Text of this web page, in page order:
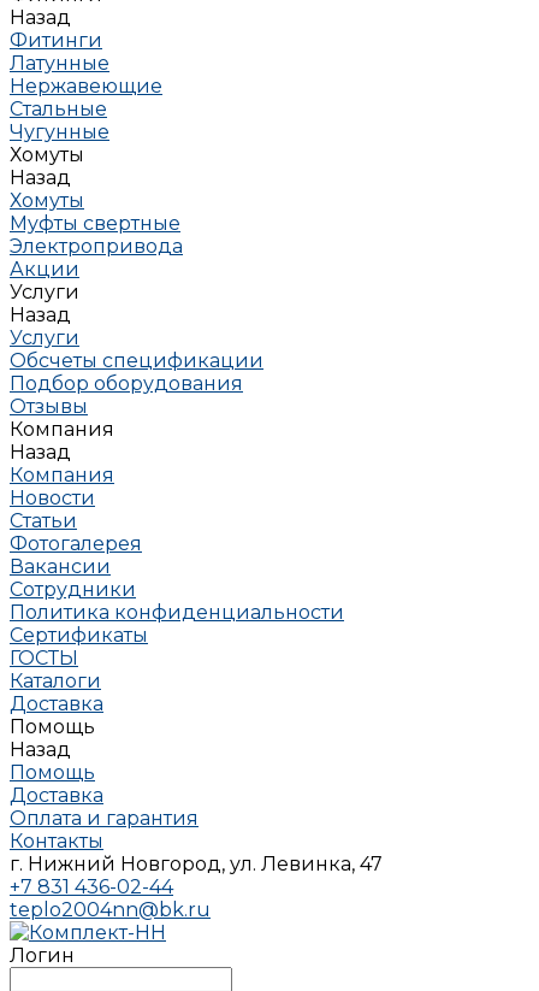
Назад
Фитинги
Латунные
Нержавеющие
Стальные
Чугунные
Хомуты
Назад
Хомуты
Муфты свертные
Электропривода
Акции
Услуги
Назад
Услуги
Обсчеты спецификации
Подбор оборудования
Отзывы
Компания
Назад
Компания
Новости
Статьи
Фотогалерея
Вакансии
Сотрудники
Политика конфиденциальности
Сертификаты
ГОСТЫ
Каталоги
Доставка
Помощь
Назад
Помощь
Доставка
Оплата и гарантия
Контакты
г. Нижний Новгород, ул. Левинка, 47
+7 831 436-02-44
teplo2004nn@bk.ru
Логин